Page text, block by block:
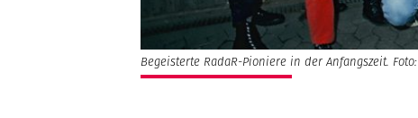
Begeisterte RadaR-Pioniere in der Anfangszeit.